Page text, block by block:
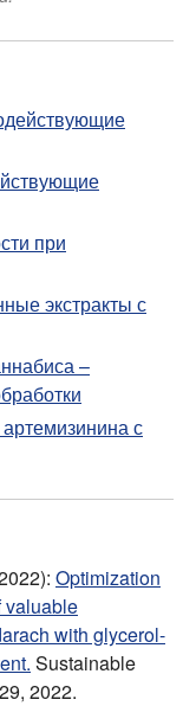
при
экстракты с
–
с
Optimization
valuable
with glycerol-
Sustainable
2022.